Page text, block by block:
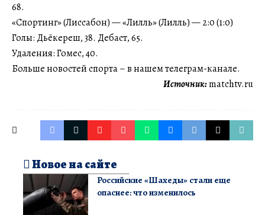
68.
«Спортинг» (Лиссабон) — «Лилль» (Лилль) — 2:0 (1:0)
Голы: Дьёкереш, 38. Дебаст, 65.
Удаления: Гомес, 40.
Больше новостей спорта – в нашем телеграм-канале.
Источник:matchtv.ru
Новое на сайте
Российские «Шахеды» стали еще
опаснее: что изменилось